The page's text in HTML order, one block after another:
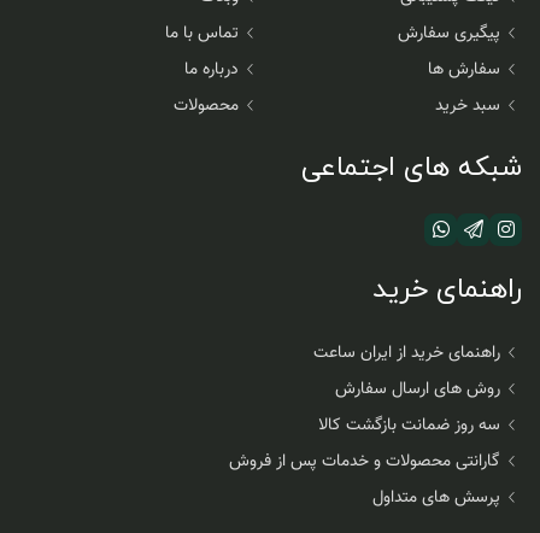
پیگیری سفارش
سفارش ها
سبد خرید
شبکه های اجتماعی
تماس با ما
درباره ما
محصولات
راهنمای خرید
راهنمای خرید از ایران ساعت
روش های ارسال سفارش
سه روز ضمانت بازگشت کالا
گارانتی محصولات و خدمات پس از فروش
پرسش های متداول